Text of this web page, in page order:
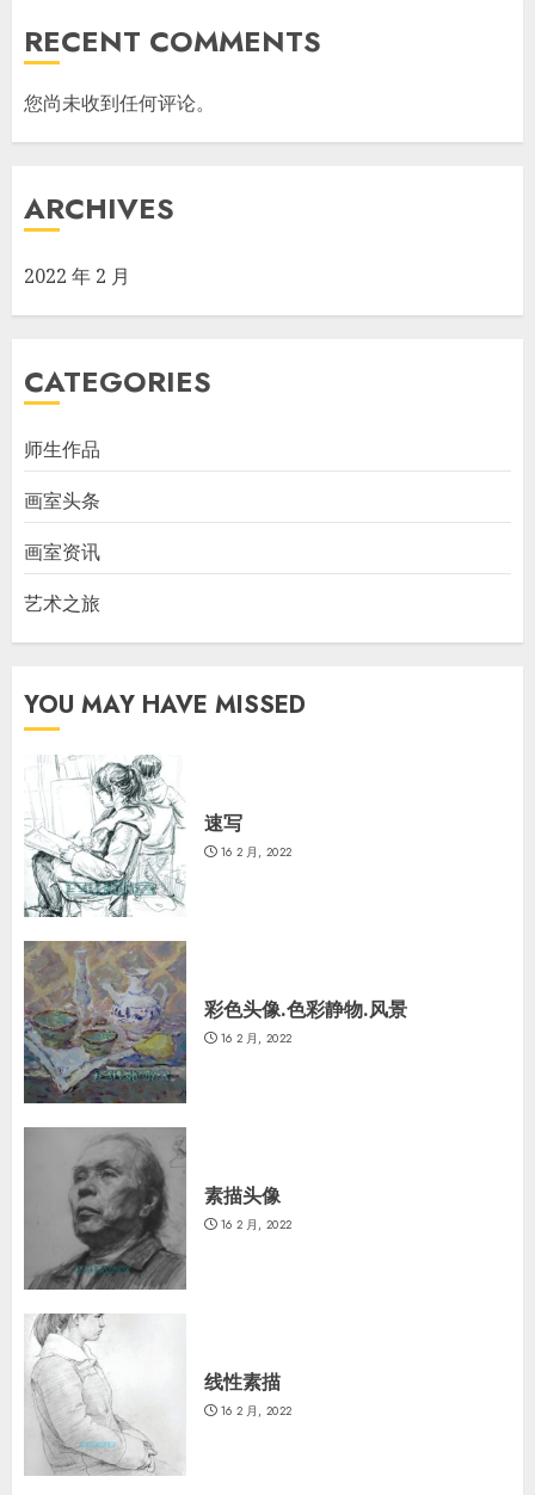
RECENT COMMENTS
您尚未收到任何评论。
ARCHIVES
2022 年 2 月
CATEGORIES
师生作品
画室头条
画室资讯
艺术之旅
YOU MAY HAVE MISSED
速写
16 2 月, 2022
彩色头像.色彩静物.风景
16 2 月, 2022
素描头像
16 2 月, 2022
线性素描
16 2 月, 2022